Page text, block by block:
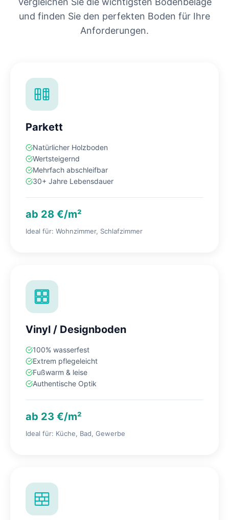
und finden Sie den perfekten Boden für Ihre
Anforderungen.
Parkett
Natürlicher Holzboden
Wertsteigernd
Mehrfach abschleifbar
30+ Jahre Lebensdauer
ab 28 €/m²
Ideal für: Wohnzimmer, Schlafzimmer
Vinyl / Designboden
100% wasserfest
Extrem pflegeleicht
Fußwarm & leise
Authentische Optik
ab 23 €/m²
Ideal für: Küche, Bad, Gewerbe